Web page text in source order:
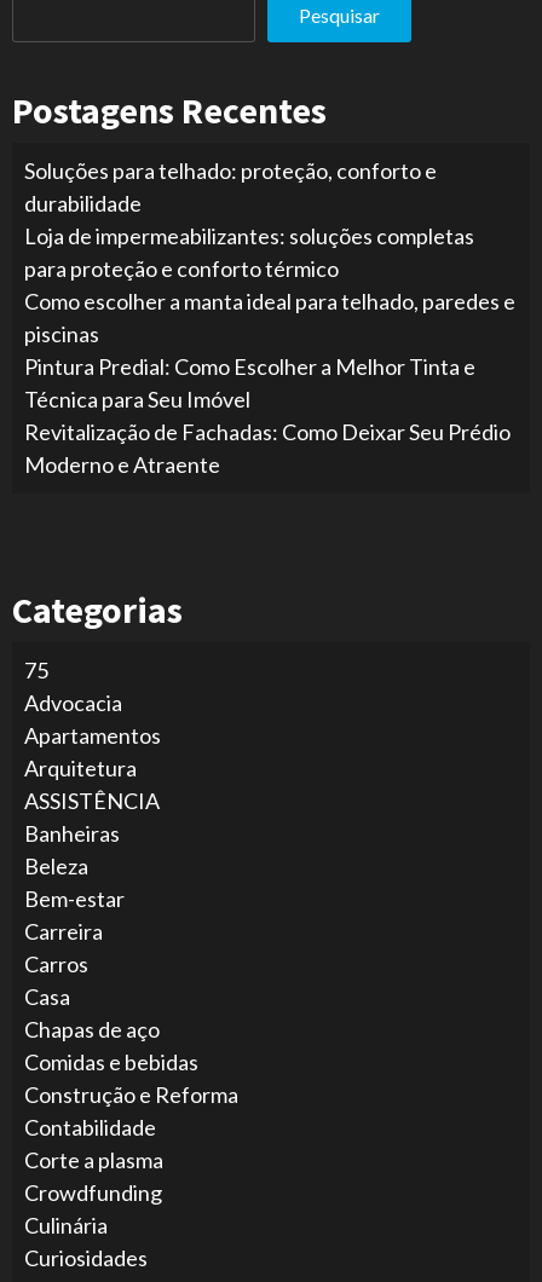
Pesquisar
Postagens Recentes
Soluções para telhado: proteção, conforto e
durabilidade
Loja de impermeabilizantes: soluções completas
para proteção e conforto térmico
Como escolher a manta ideal para telhado, paredes e
piscinas
Pintura Predial: Como Escolher a Melhor Tinta e
Técnica para Seu Imóvel
Revitalização de Fachadas: Como Deixar Seu Prédio
Moderno e Atraente
Categorias
75
Advocacia
Apartamentos
Arquitetura
ASSISTÊNCIA
Banheiras
Beleza
Bem-estar
Carreira
Carros
Casa
Chapas de aço
Comidas e bebidas
Construção e Reforma
Contabilidade
Corte a plasma
Crowdfunding
Culinária
Curiosidades